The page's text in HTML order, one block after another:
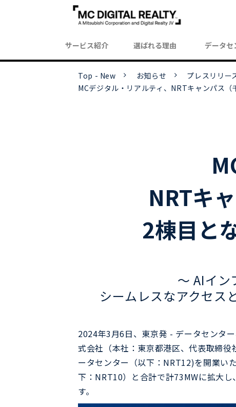
サービス紹介 選ばれる理由 データセ
Top - New お知らせ
プレスリリー
MCデジタル・リアルティ、NRTキャンパス
NRTキ
2棟目と
～ AIイン
シームレスなアクセス
2024年3月6日、東京発 - データセンタ
式会社（本社：東京都港区、代表取締
ータセンター（以下：NRT12)を開業い
下：NRT10）と合計で計73MWに拡大
す。